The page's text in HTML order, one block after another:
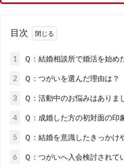
目次
1 Ｑ：結婚相談所で婚活を始め
2 Ｑ：つがいを選んだ理由は？
3 Ｑ：活動中のお悩みはありま
4 Ｑ：成婚した方の初対面の印
5 Ｑ：結婚を意識したきっかけ
6 Ｑ：つがいへ入会検討されて